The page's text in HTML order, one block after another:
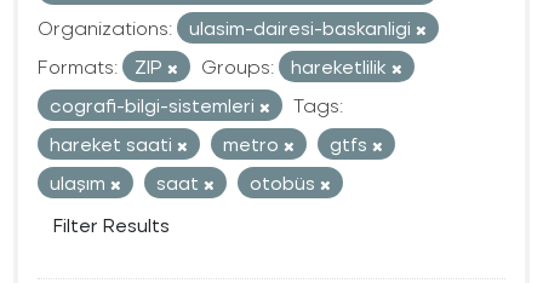
Organizations:
ulasim-dairesi-baskanligi
Formats:
ZIP Groups:
hareketlilik
cografi-bilgi-sistemleri
Tags:
hareket saati
metro
gtfs
ulaşım
saat
otobüs
Filter Results